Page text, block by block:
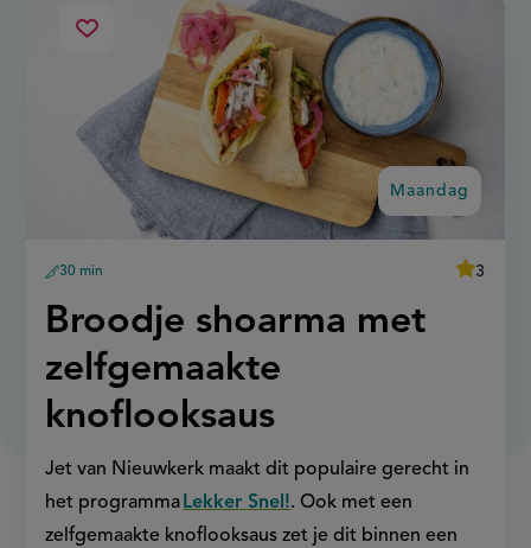
Maandag:
Broodje shoarma met
zelfgemaakte
knoflooksaus
Jet van Nieuwkerk maakt dit populaire gerecht in
het programma Lekker Snel!. Ook met een
zelfgemaakte knoflooksaus zet je dit binnen een
voorbereidingstijd
30 min
average
3
Sla
broodje
zelfgemaakte
knoflooksaus
Maandag